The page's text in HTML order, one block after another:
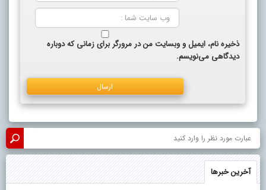
ذخیره نام، ایمیل و وبسایت من در مرورگر برای زمانی که دوباره
دیدگاهی می‌نویسم.
آخرین خبرها